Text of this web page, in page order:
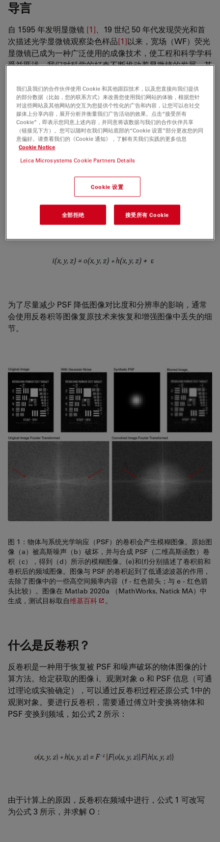
导言
自 1595 年发明显微镜 [1]、19 世纪 50 年代发现荧光和首
次描述光学显微镜观察染色样品[1]以来，宽场（WF）荧光
显微镜已成为一种广泛使用的成像技术，使工程和科学学科
受益匪浅。我们对科学的好奇不断推动着显微镜的发展，其
和光学元件对光的衍射，图像分辨率受到被称为衍射极限的
限制。在 宽场荧光显微镜中，拍摄图像的对比度和分辨率
会因多种原因而降低，其中包括：从相邻平面收集的光线、
散射光和相机传感器噪声，所有这些都会增加图像的朦胧/
模糊（背景噪声）。图像分辨率和对比度的其他损失可能与
系统的光学响应函数，或通常称为点扩散函数（PSF）有
关。PSF 描述了理想化的点光源在探测器平面成像时的样
在数学上，图像形成 (i) 可以表示为观测物体 (o) 与添加了
噪声（泊松和/或高斯 - ε）的 PSF (h) 之间的卷积 (*)，如公
为了尽量减少 PSF 降低图像对比度和分辨率的影响，通常
会使用反卷积等图像复原技术来恢复和增强图像中丢失的细
节。
图 1：物体与系统光学响应（PSF）的卷积会产生模糊图像。原始图
像（a）被高斯噪声（b）破坏，并与合成 PSF（二维高斯函数）卷
积（c），得到（d）所示的模糊图像。(e)和(f)分别描述了卷积前和
卷积后的频域图像。图像与 PSF 的卷积起到了低通滤波器的作用，
去除了图像中的一些高空间频率内容（f - 红色箭头；与 e - 红色箭
头比较）。图像在 Matlab 2020a （MathWorks, Natick MA）中
生成，测试目标取自维基百科 。
什么是反卷积？
反卷积是一种用于恢复被 PSF 和噪声破坏的物体图像的计
算方法。给定获取的图像 i、观测对象 o 和 PSF 信息（可通
过理论或实验确定），可以通过反卷积过程还原公式 1中的
观测对象。要进行反卷积，需要通过傅立叶变换将物体和
PSF 变换到频域，如公式 2 所示：
由于计算上的原因，反卷积在频域中进行，公式 1 可改写
为公式 3 所示，并求解 O：
我们及我们的合作伙伴使用 Cookie 和其他跟踪技术，以及您直接向我们提供
的部分数据（比如，您的联系方式）来改善您使用我们网站的体验，根据您针
对这些网站及其他网站的交互为您提供个性化的广告和内容，让您可以在社交
媒体上分享内容，展开分析并衡量我们广告活动的效果。点击“接受所有
Cookie”，即表示您同意上述内容，并同意将该数据与我们的合作伙伴共享
（链接见下方）。您可以随时在我们网站底部的“Cookie 设置”部分更改您的同
意偏好。请查看我们的《Cookie 通知》，了解有关我们实践的更多信息
Cookie Notice
Leica Microsystems Cookie Partners Details
Cookie 设置
全部拒绝 接受所有 Cookie